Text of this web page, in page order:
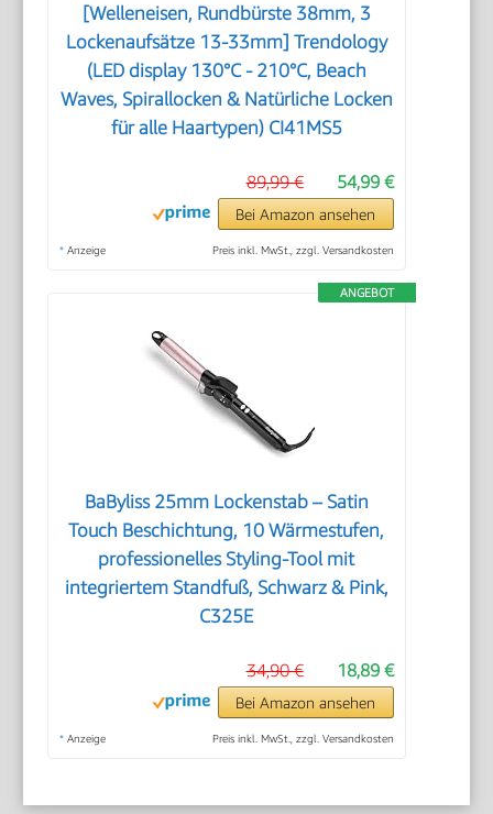
[Welleneisen, Rundbürste 38mm, 3
Lockenaufsätze 13-33mm] Trendology
(LED display 130°C - 210°C, Beach
Waves, Spirallocken & Natürliche Locken
für alle Haartypen) CI41MS5
54,99 €
89,99 €
Bei Amazon ansehen
* Anzeige Preis inkl. MwSt., zzgl. Versandkosten
ANGEBOT
BaByliss 25mm Lockenstab – Satin
Touch Beschichtung, 10 Wärmestufen,
professionelles Styling-Tool mit
integriertem Standfuß, Schwarz & Pink,
C325E
18,89 €
34,90 €
Bei Amazon ansehen
* Anzeige Preis inkl. MwSt., zzgl. Versandkosten